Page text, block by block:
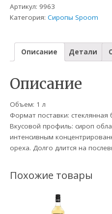
Артикул: 9963
Категория:Сиропы Spoom
Описание Детали
Описание
Объем: 1 л
Формат поставки: стеклянная
Вкусовой профиль: сироп
интенсивным
ореха. Долго длится на
Похожие товары